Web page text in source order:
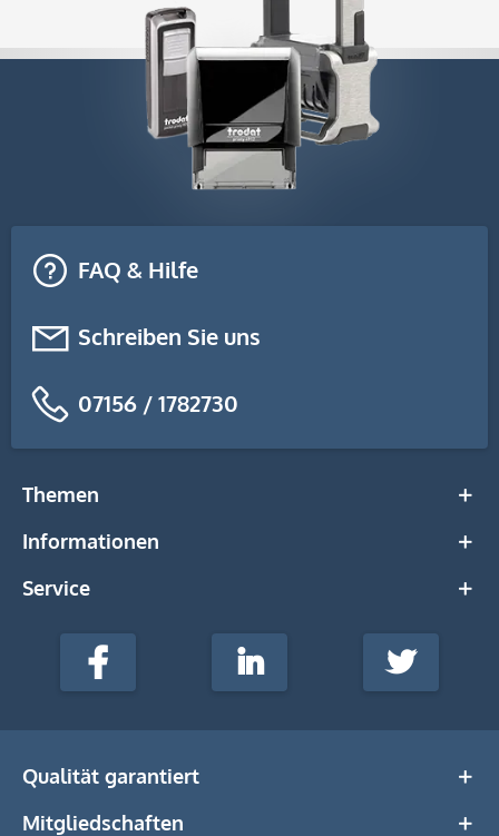
FAQ & Hilfe
Schreiben Sie uns
07156 / 1782730
Themen
Informationen
Service
stempel-
Media
Facebook LinkedIn Twitter
Qualität garantiert
Mitgliedschaften